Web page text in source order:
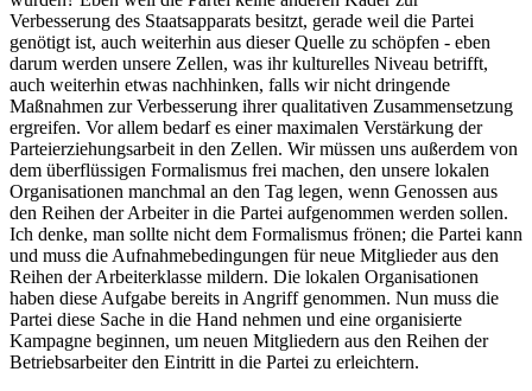
Verbesserung des Staatsapparats besitzt, gerade weil die Partei
genötigt ist, auch weiterhin aus dieser Quelle zu schöpfen - eben
darum werden unsere Zellen, was ihr kulturelles Niveau betrifft,
auch weiterhin etwas nachhinken, falls wir nicht dringende
Maßnahmen zur Verbesserung ihrer qualitativen Zusammensetzung
ergreifen. Vor allem bedarf es einer maximalen Verstärkung der
Parteierziehungsarbeit in den Zellen. Wir müssen uns außerdem von
dem überflüssigen Formalismus frei machen, den unsere lokalen
Organisationen manchmal an den Tag legen, wenn Genossen aus
den Reihen der Arbeiter in die Partei aufgenommen werden sollen.
Ich denke, man sollte nicht dem Formalismus frönen; die Partei kann
und muss die Aufnahmebedingungen für neue Mitglieder aus den
Reihen der Arbeiterklasse mildern. Die lokalen Organisationen
haben diese Aufgabe bereits in Angriff genommen. Nun muss die
Partei diese Sache in die Hand nehmen und eine organisierte
Kampagne beginnen, um neuen Mitgliedern aus den Reihen der
Betriebsarbeiter den Eintritt in die Partei zu erleichtern.